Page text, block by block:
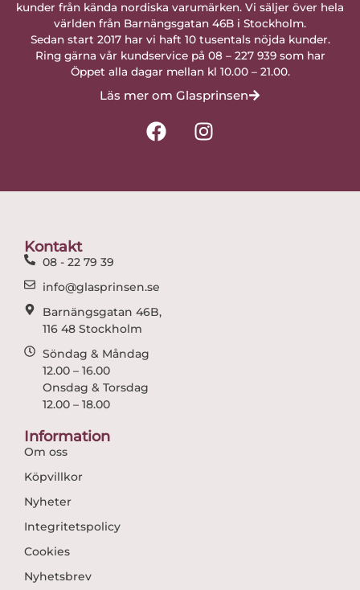
kunder från kända nordiska varumärken. Vi säljer över hela
världen från Barnängsgatan 46B i Stockholm.
Sedan start 2017 har vi haft 10 tusentals nöjda kunder.
Ring gärna vår kundservice på 08 – 227 939 som har
Öppet alla dagar mellan kl 10.00 – 21.00.
Läs mer om Glasprinsen
F
a
I
n
Kontakt
08 - 22 79 39
info@glasprinsen.se
Barnängsgatan 46B,
116 48 Stockholm
Söndag & Måndag
12.00 – 16.00
Onsdag & Torsdag
12.00 – 18.00
Information
Om oss
Köpvillkor
Nyheter
Integritetspolicy
Cookies
Nyhetsbrev